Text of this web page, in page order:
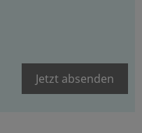
Jetzt absenden